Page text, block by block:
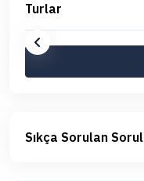
Turlar
Sıkça Sorulan